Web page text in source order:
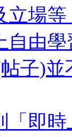
立場
自由
子)
「即